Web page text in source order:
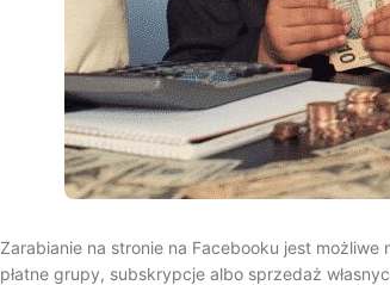
Zarabianie na stronie na Facebooku jest
płatne grupy, subskrypcje albo sprzedaż